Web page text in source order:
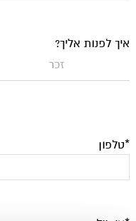
איך לפנות אליך?
זכר
*טלפון